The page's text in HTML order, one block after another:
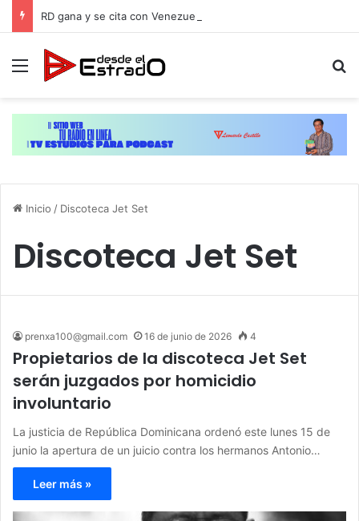
Menú
Inicio / Discoteca Jet Set
Discoteca Jet Set
prenxa100@gmail.com 16 de junio de 2026 4
Propietarios de la discoteca Jet Set
serán juzgados por homicidio
involuntario
La justicia de República Dominicana ordenó este lunes 15 de
junio la apertura de un juicio contra los hermanos Antonio…
Leer más »